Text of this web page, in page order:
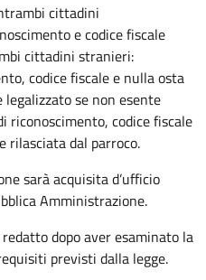
cittadini
e codice fiscale
cittadini stranieri:
codice fiscale e nulla osta
se non esente
riconoscimento, codice fiscale
rilasciata dal parroco.
sarà acquisita d’ufficio
Amministrazione.
dopo aver esaminato la
previsti dalla legge.